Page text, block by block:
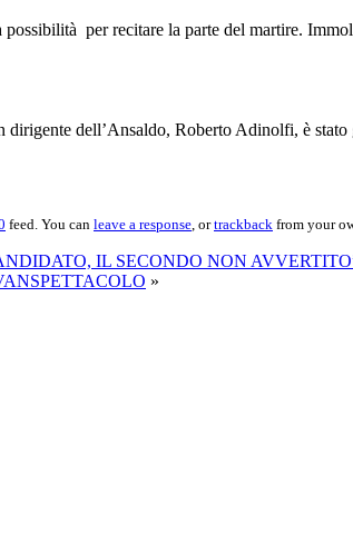
per recitare la parte del martire.
dell’Ansaldo, Roberto Adinolfi, è stato
feed. You can leave a response , ortrackback from your
IL SECONDO NON
»